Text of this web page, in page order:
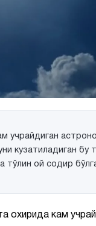
учрайдиган
кузатиладиган
ой содир
охирида кам